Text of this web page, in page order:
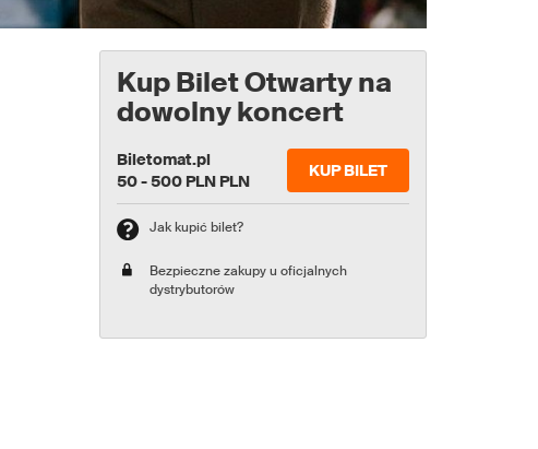
Kup Bilet Otwarty na
dowolny koncert
Biletomat.pl
50 - 500 PLN PLN
KUP BILET
Jak kupić bilet?
Bezpieczne zakupy u oficjalnych
dystrybutorów